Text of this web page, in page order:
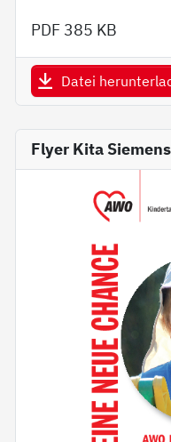
PDF 385 KB
Datei
Flyer Kita